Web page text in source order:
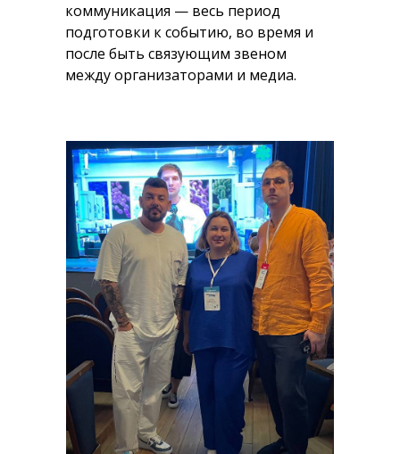
коммуникация — весь период
подготовки к событию, во время и
после быть связующим звеном
между организаторами и медиа.